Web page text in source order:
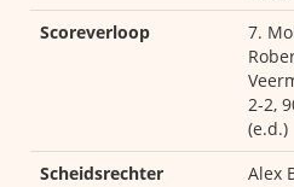
Scoreverloop
7.
2-2,
(e.d.)
Scheidsrechter
Alex